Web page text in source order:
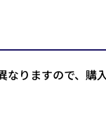
りますので、購